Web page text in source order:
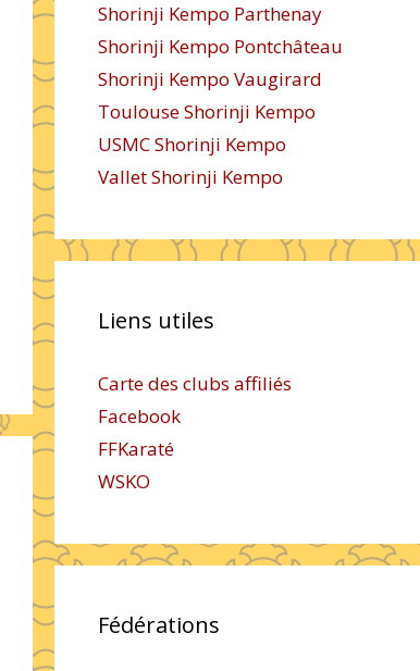
Shorinji Kempo Parthenay
Shorinji Kempo Pontchâteau
Shorinji Kempo Vaugirard
Toulouse Shorinji Kempo
USMC Shorinji Kempo
Vallet Shorinji Kempo
Liens utiles
Carte des clubs affiliés
Facebook
FFKaraté
WSKO
Fédérations